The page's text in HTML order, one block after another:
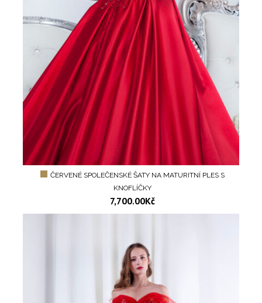
ČERVENÉ SPOLEČENSKÉ ŠATY NA MATURITNÍ PLES S
KNOFLÍČKY
7,700.00Kč